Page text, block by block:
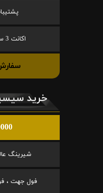
پشتیبانی
اکانت 3 سروره فول آپشن
خرید
70000
شیرینگ
فول جهت ،